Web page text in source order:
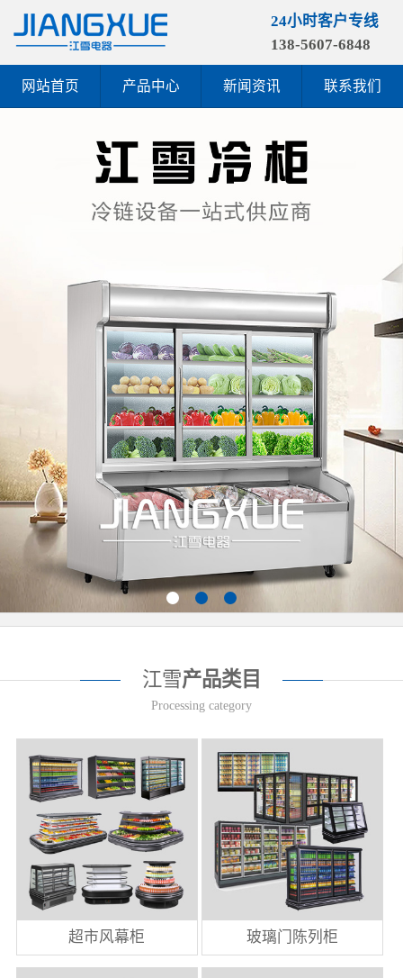
24小时客户专线
138-5607-6848
网站首页 产品中心 新闻资讯 联系我们
江雪产品类目
Processing category
超市风幕柜 玻璃门陈列柜